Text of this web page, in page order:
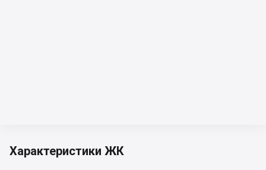
Характеристики ЖК